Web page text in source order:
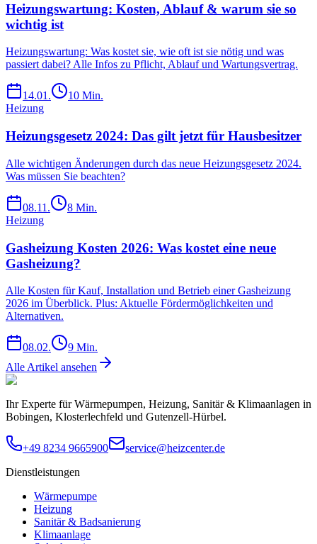
Heizungswartung: Kosten, Ablauf & warum sie so
wichtig ist
Heizungswartung: Was kostet sie, wie oft ist sie nötig und was
passiert dabei? Alle Infos zu Pflicht, Ablauf und Wartungsvertrag.
14.01. 10 Min.
Heizung
Heizungsgesetz 2024: Das gilt jetzt für Hausbesitzer
Alle wichtigen Änderungen durch das neue Heizungsgesetz 2024.
Was müssen Sie beachten?
08.11. 8 Min.
Heizung
Gasheizung Kosten 2026: Was kostet eine neue
Gasheizung?
Alle Kosten für Kauf, Installation und Betrieb einer Gasheizung
2026 im Überblick. Plus: Aktuelle Fördermöglichkeiten und
Alternativen.
08.02. 9 Min.
Alle Artikel ansehen
Ihr Experte für Wärmepumpen, Heizung, Sanitär & Klimaanlagen in
Bobingen, Klosterlechfeld und Gutenzell-Hürbel.
+49 8234 9665900
service@heizcenter.de
Dienstleistungen
Wärmepumpe
Heizung
Sanitär & Badsanierung
Klimaanlage